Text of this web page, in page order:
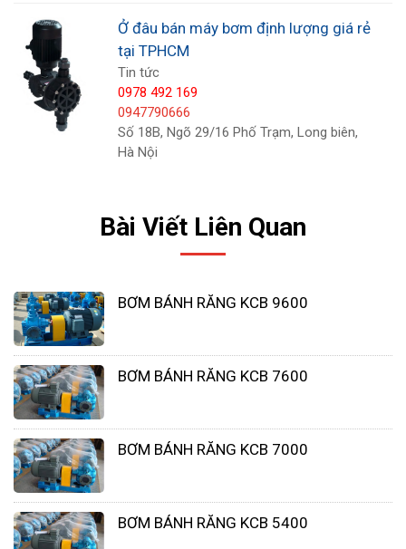
nơi các quy trình của chúng hoạt động hiệu quả
nhất.
Chất ức chế ăn mòn - (amin và các chất khác)
được định lượng trong khắp các nhà máy để ngăn
ngừa đóng cặn và bám bẩn có thể làm hỏng cơ sở
hạ tầng của nhà máy và cản trở hoạt động của nồi
hơi, tháp giải nhiệt, tuabin hơi nước và các thiết bị
khác.
Ở đâu bán máy bơm định lượng giá rẻ
tại TPHCM
Tin tức
0978 492 169
0947790666
Số 18B, Ngõ 29/16 Phố Trạm, Long biên,
Hà Nội
Bài Viết Liên Quan
BƠM BÁNH RĂNG KCB 9600
BƠM BÁNH RĂNG KCB 7600
BƠM BÁNH RĂNG KCB 7000
BƠM BÁNH RĂNG KCB 5400